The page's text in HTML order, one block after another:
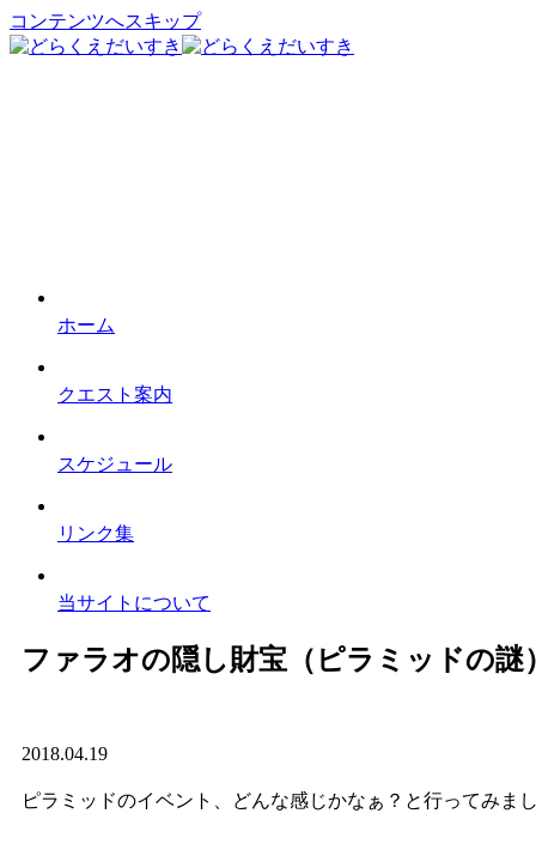
コンテンツへスキップ
ホーム
クエスト案内
スケジュール
リンク集
当サイトについて
ファラオの隠し財宝（ピラミッドの謎）
2018.04.19
ピラミッドのイベント、どんな感じかなぁ？と行ってみまし